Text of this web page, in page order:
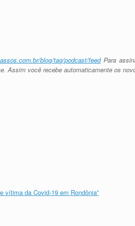
blog/tag/podcast/feedPara
Assim você recebe automaticamente os
vítima da Covid-19 em Rondônia”